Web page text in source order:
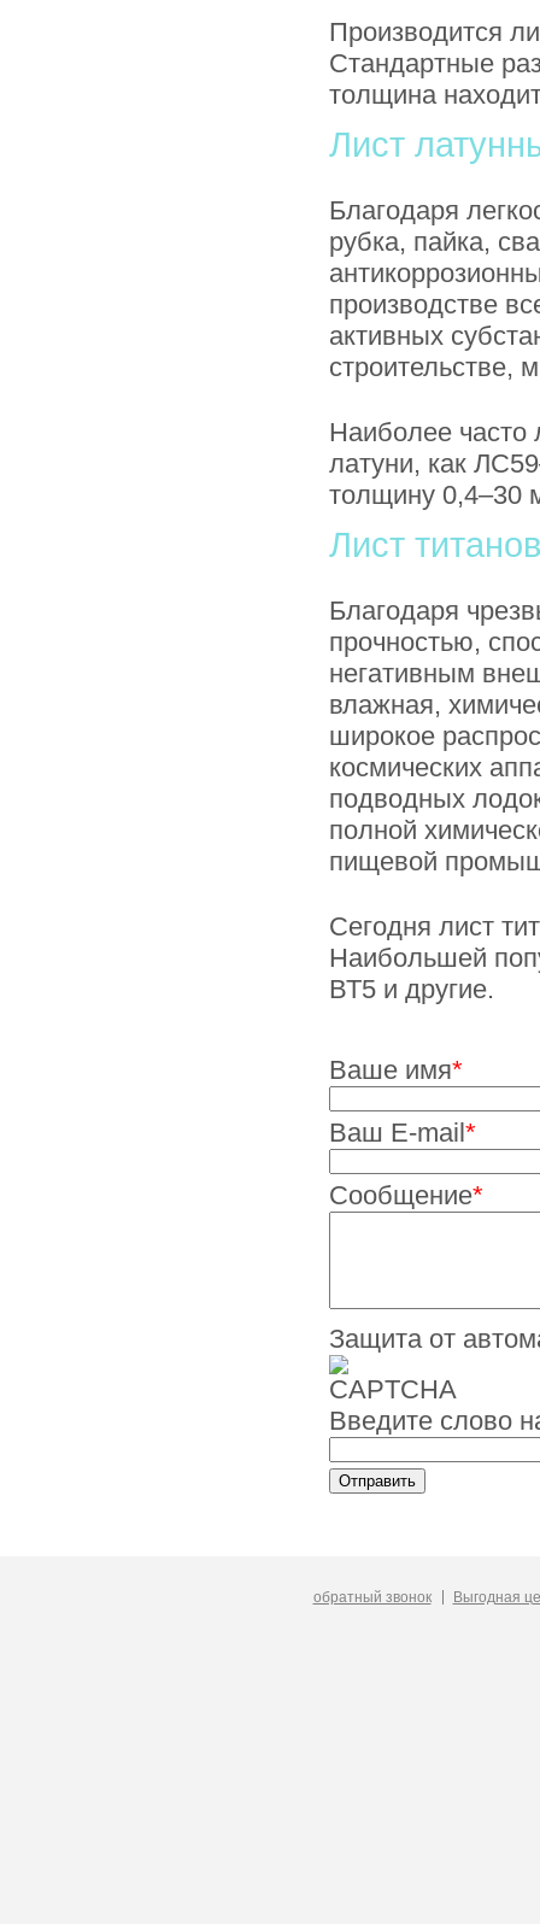
Производится
Стандартные
толщина
Лист
Благодаря
рубка, пайка,
производстве
активных
строительстве,
Наиболее часто
латуни, как
толщину 0,4–30
Лист
Благодаря
прочностью,
негативным
влажная,
широкое
космических
подводных
полной
пищевой
Сегодня лист
Наибольшей
ВТ5 и другие.
Ваше имя*
Ваш E-mail *
Сообщение*
Защита от
Введите слово
обратный звонок Выгодная